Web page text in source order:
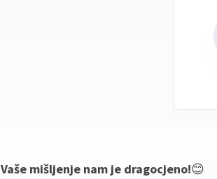
Vaše mišljenje nam je dragocjeno!😊